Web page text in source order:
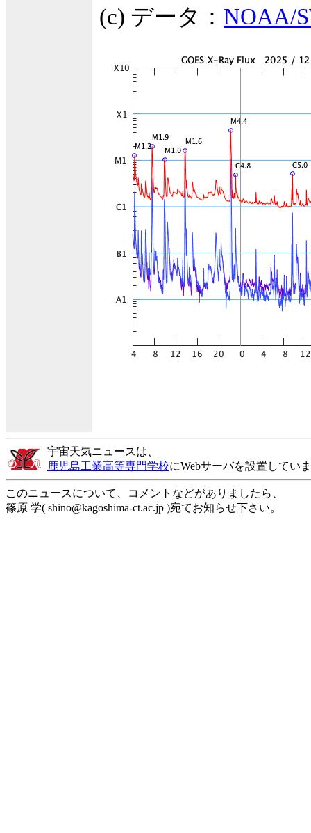
(c) データ： NOAA/
宇宙天気ニュースは、
鹿児島工業高等専門学校にWebサーバを設置してい
このニュースについて、コメントなどがありましたら、
篠原 学( shino@kagoshima-ct.ac.jp )宛てお知らせ下さい。